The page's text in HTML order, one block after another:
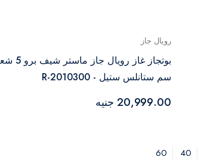
رويال جاز
سم ستانلس ستيل - R-2010300
20,999.00 جنيه
40
60